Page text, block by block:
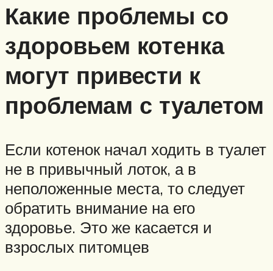
Какие проблемы со
здоровьем котенка
могут привести к
проблемам с туалетом
Если котенок начал ходить в туалет
не в привычный лоток, а в
неположенные места, то следует
обратить внимание на его
здоровье. Это же касается и
взрослых питомцев